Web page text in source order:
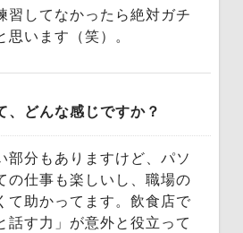
習してなかったら絶対ガチ
思います（笑）。
、どんな感じですか？
部分もありますけど、パソ
の仕事も楽しいし、職場の
て助かってます。飲食店で
話す力」が意外と役立って